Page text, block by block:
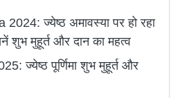
ज्येष्ठ अमावस्या पर हो रहा
शुभ मुहूर्त और दान का महत्व
ज्‍येष्‍ठ पूर्णिमा शुभ मुहूर्त और